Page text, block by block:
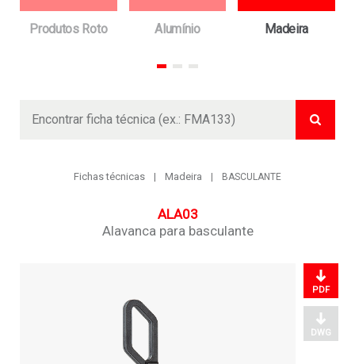
Produtos Roto Alumínio Madeira
Buscar
Fichas técnicas Madeira BASCULANTE
ALA03
Alavanca para basculante
PDF
DWG